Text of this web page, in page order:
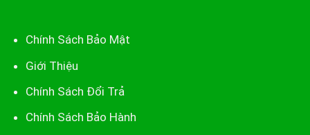
Chính Sách Bảo Mật
Giới Thiệu
Chính Sách Đổi Trả
Chính Sách Bảo Hành